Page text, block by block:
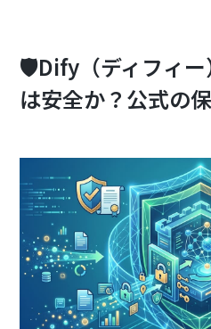
🛡️Dify（ディフィー
は安全か？公式の